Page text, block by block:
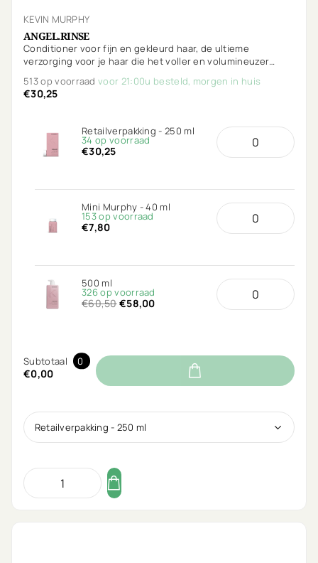
KEVIN MURPHY
ANGEL.RINSE
Conditioner voor fijn en gekleurd haar, de ultieme
verzorging voor je haar die het voller en volumineuzer
513 op voorraadvoor 21:00u besteld, morgen in huis
€30,25
Retailverpakking - 250 ml
34 op voorraad
€30,25
Mini Murphy - 40 ml
153 op voorraad
€7,80
500 ml
326 op voorraad
€60,50€58,00
Subtotaal 0
€0,00